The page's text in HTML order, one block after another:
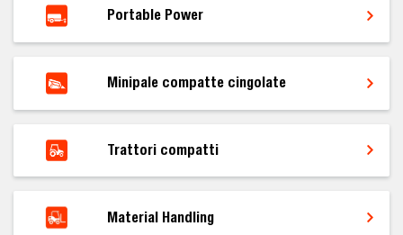
Portable Power
Minipale compatte cingolate
Trattori compatti
Material Handling